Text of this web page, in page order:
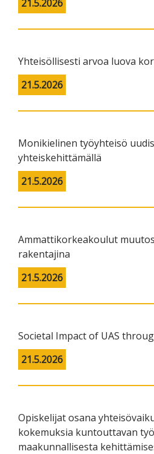
21.5.2026
Yhteisöllisesti arvoa luova
21.5.2026
Monikielinen työyhteisö
yhteiskehittämällä
21.5.2026
Ammattikorkeakoulut
rakentajina
21.5.2026
Societal Impact of UAS
21.5.2026
Opiskelijat osana
kokemuksia kuntouttavan
maakunnallisesta